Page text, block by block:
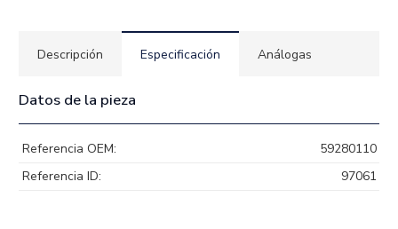
Descripción Especificación Análogas
Datos de la pieza
Referencia OEM:
59280110
Referencia ID:
97061